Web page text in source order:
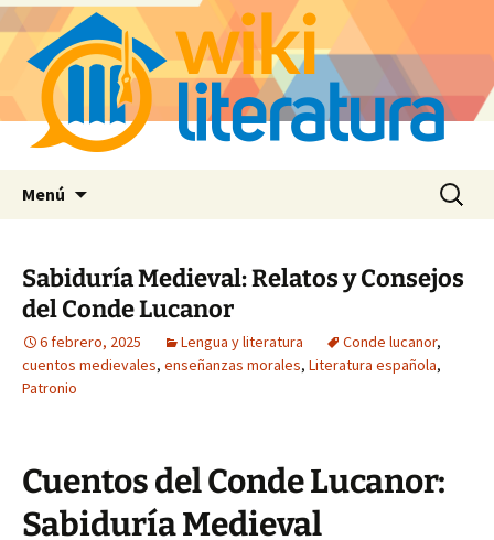
Menú Buscar:
Sabiduría Medieval: Relatos y Consejos
del Conde Lucanor
6 febrero, 2025 Lengua y literatura Conde lucanor,
cuentos medievales, enseñanzas morales, Literatura española,
Patronio
Cuentos del Conde Lucanor:
Sabiduría Medieval